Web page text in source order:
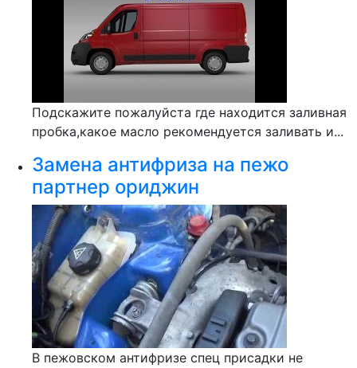
Подскажите пожалуйста где находится заливная
пробка,какое масло рекомендуется заливать и...
Замена антифриза на пежо
партнер ориджин
В пежовском антифризе спец присадки не